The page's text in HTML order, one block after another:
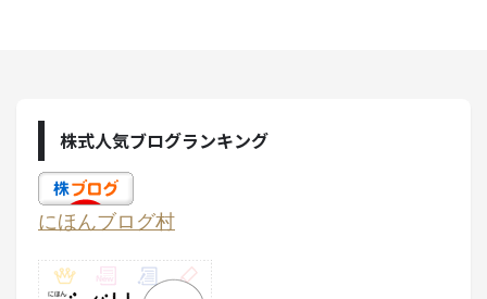
株式人気ブログランキング
にほんブログ村